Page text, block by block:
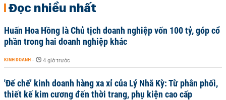
Đọc nhiều nhất
Huấn Hoa Hồng là Chủ tịch doanh nghiệp vốn 100 tỷ, góp cổ
phần trong hai doanh nghiệp khác
KINH DOANH - 4 giờ trước
'Đế chế’ kinh doanh hàng xa xỉ của Lý Nhã Kỳ: Từ phân phối,
thiết kế kim cương đến thời trang, phụ kiện cao cấp